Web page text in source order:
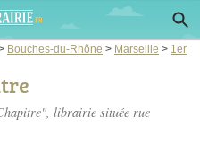
Bouches-du-Rhône > Marseille > 1er
librairie située rue